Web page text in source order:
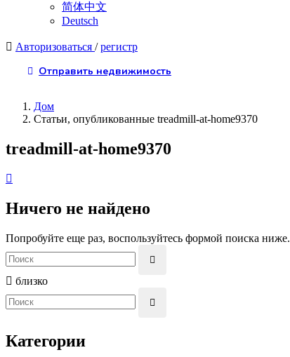
简体中文
Deutsch
Авторизоваться /регистр
Отправить недвижимость
Дом
Статьи, опубликованные treadmill-at-home9370
treadmill-at-home9370
Ничего не найдено
Попробуйте еще раз, воспользуйтесь формой поиска ниже.
близко
Категории